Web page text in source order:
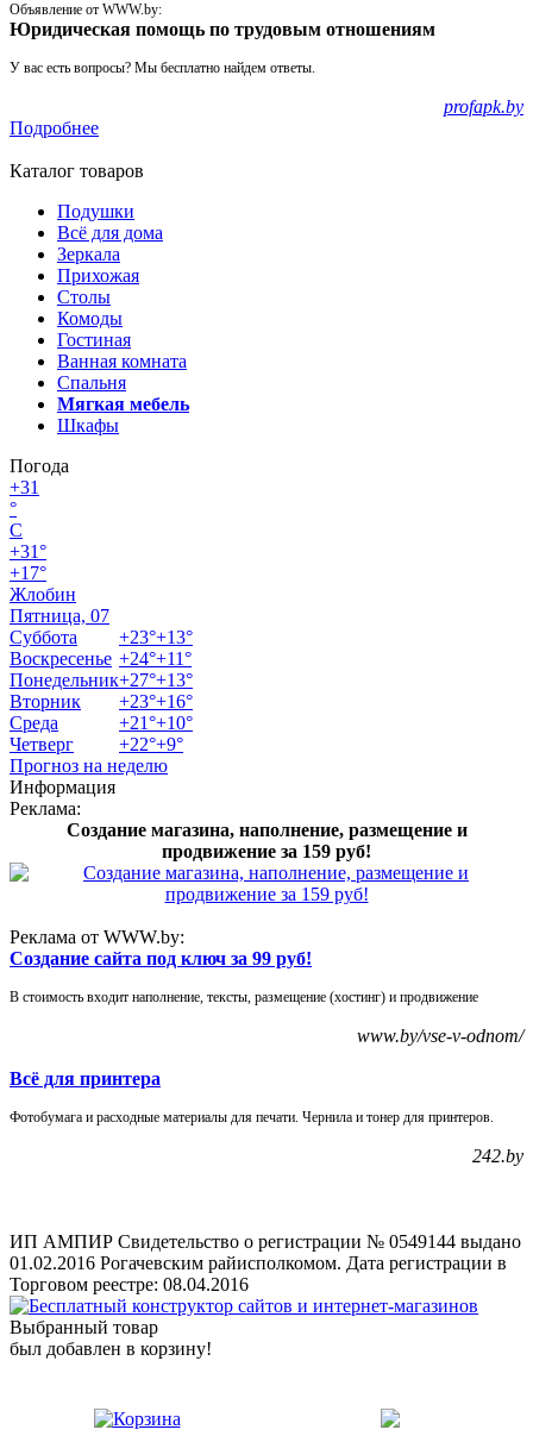
Объявление от WWW.by:
Юридическая помощь по трудовым отношениям
У вас есть вопросы? Мы бесплатно найдем ответы.
profapk.by
Подробнее
Каталог товаров
Подушки
Всё для дома
Зеркала
Прихожая
Столы
Комоды
Гостиная
Ванная комната
Спальня
Мягкая мебель
Шкафы
Погода
+31
°
C
+31°
+17°
Жлобин
Пятница, 07
Суббота
+23°+13°
Воскресенье +24°+11°
Понедельник+27°+13°
Вторник
+23°+16°
Среда
+21°+10°
Четверг
+22°+9°
Прогноз на неделю
Информация
Реклама:
Создание магазина, наполнение, размещение и
продвижение за 159 руб!
Реклама от WWW.by:
Создание сайта под ключ за 99 руб!
В стоимость входит наполнение, тексты, размещение (хостинг) и продвижение
www.by/vse-v-odnom/
Всё для принтера
Фотобумага и расходные материалы для печати. Чернила и тонер для принтеров.
242.by
ИП АМПИР Свидетельство о регистрации № 0549144 выдано
01.02.2016 Рогачевским райисполкомом. Дата регистрации в
Торговом реестре: 08.04.2016
Выбранный товар
был добавлен в корзину!